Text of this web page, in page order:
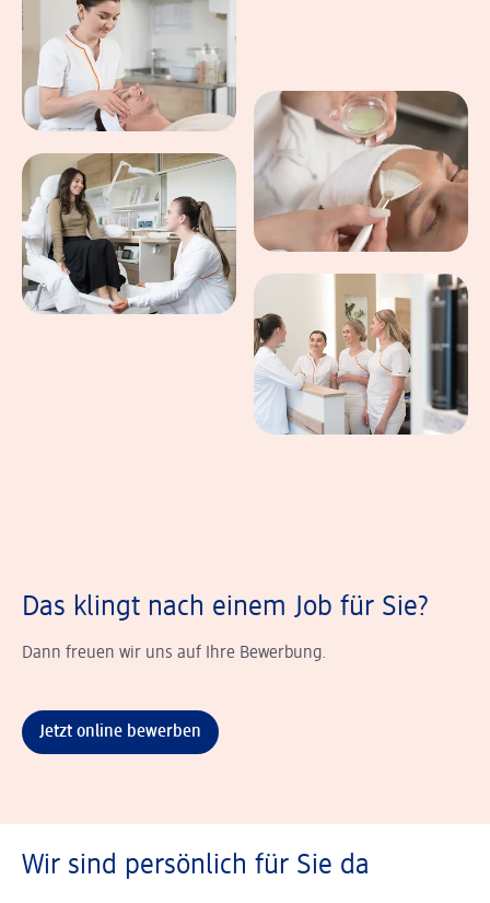
Das klingt nach einem Job für Sie?
Dann freuen wir uns auf Ihre Bewerbung.
Jetzt online bewerben
Wir sind persönlich für Sie da